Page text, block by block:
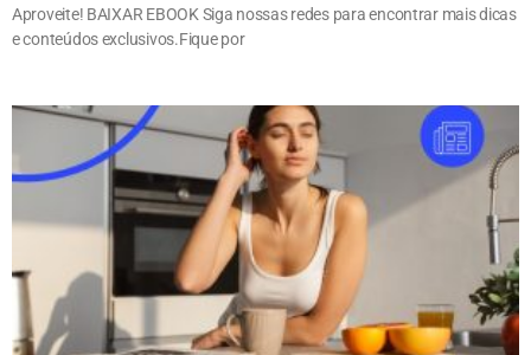
Aproveite! BAIXAR EBOOK Siga nossas redes para encontrar mais dicas
e conteúdos exclusivos.Fique por